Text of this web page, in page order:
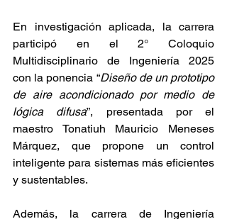
En investigación aplicada, la carrera
participó en el 2° Coloquio
Multidisciplinario de Ingeniería 2025
con la ponencia “Diseño de un prototipo
de aire acondicionado por medio de
lógica difusa”, presentada por el
maestro Tonatiuh Mauricio Meneses
Márquez, que propone un control
inteligente para sistemas más eficientes
y sustentables.
Además, la carrera de Ingeniería